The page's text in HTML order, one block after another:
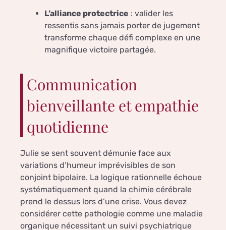
L’alliance protectrice : valider les
ressentis sans jamais porter de jugement
transforme chaque défi complexe en une
magnifique victoire partagée.
Communication
bienveillante et empathie
quotidienne
Julie se sent souvent démunie face aux
variations d’humeur imprévisibles de son
conjoint bipolaire. La logique rationnelle échoue
systématiquement quand la chimie cérébrale
prend le dessus lors d’une crise. Vous devez
considérer cette pathologie comme une maladie
organique nécessitant un suivi psychiatrique